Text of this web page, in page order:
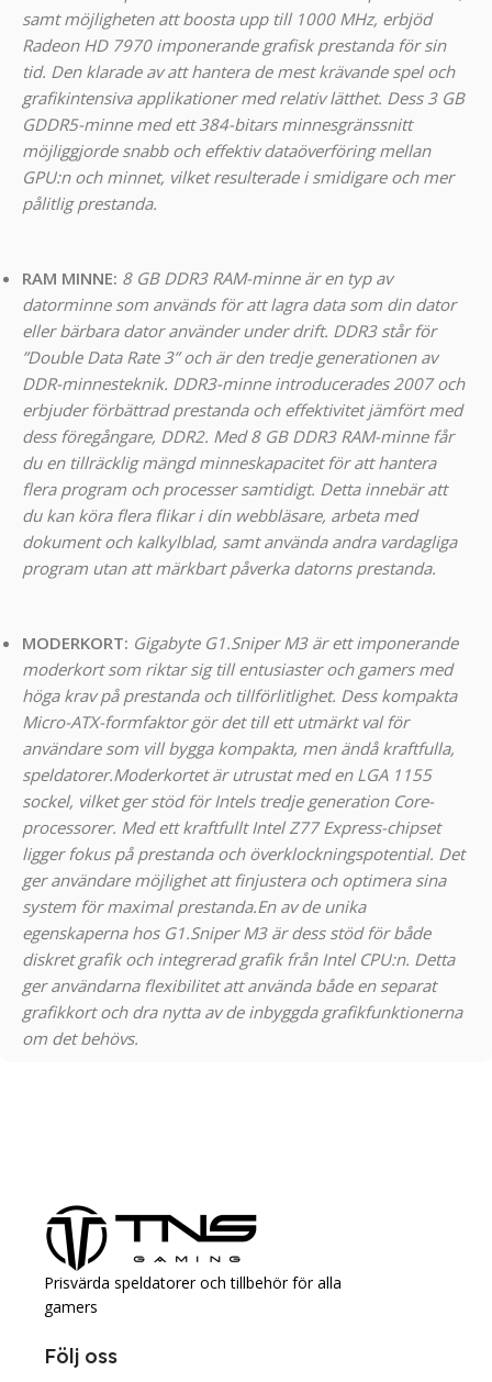
samt möjligheten att boosta upp till 1000 MHz, erbjöd
Radeon HD 7970 imponerande grafisk prestanda för sin
tid. Den klarade av att hantera de mest krävande spel och
grafikintensiva applikationer med relativ lätthet. Dess 3 GB
GDDR5-minne med ett 384-bitars minnesgränssnitt
möjliggjorde snabb och effektiv dataöverföring mellan
GPU:n och minnet, vilket resulterade i smidigare och mer
pålitlig prestanda.
RAM MINNE: 8 GB DDR3 RAM-minne är en typ av
datorminne som används för att lagra data som din dator
eller bärbara dator använder under drift. DDR3 står för
”Double Data Rate 3” och är den tredje generationen av
DDR-minnesteknik. DDR3-minne introducerades 2007 och
erbjuder förbättrad prestanda och effektivitet jämfört med
dess föregångare, DDR2. Med 8 GB DDR3 RAM-minne får
du en tillräcklig mängd minneskapacitet för att hantera
flera program och processer samtidigt. Detta innebär att
du kan köra flera flikar i din webbläsare, arbeta med
dokument och kalkylblad, samt använda andra vardagliga
program utan att märkbart påverka datorns prestanda.
MODERKORT: Gigabyte G1.Sniper M3 är ett imponerande
moderkort som riktar sig till entusiaster och gamers med
höga krav på prestanda och tillförlitlighet. Dess kompakta
Micro-ATX-formfaktor gör det till ett utmärkt val för
användare som vill bygga kompakta, men ändå kraftfulla,
speldatorer.Moderkortet är utrustat med en LGA 1155
sockel, vilket ger stöd för Intels tredje generation Core-
processorer. Med ett kraftfullt Intel Z77 Express-chipset
ligger fokus på prestanda och överklockningspotential. Det
ger användare möjlighet att finjustera och optimera sina
system för maximal prestanda.En av de unika
egenskaperna hos G1.Sniper M3 är dess stöd för både
diskret grafik och integrerad grafik från Intel CPU:n. Detta
ger användarna flexibilitet att använda både en separat
grafikkort och dra nytta av de inbyggda grafikfunktionerna
om det behövs.
Prisvärda speldatorer och tillbehör för alla
gamers
Följ oss